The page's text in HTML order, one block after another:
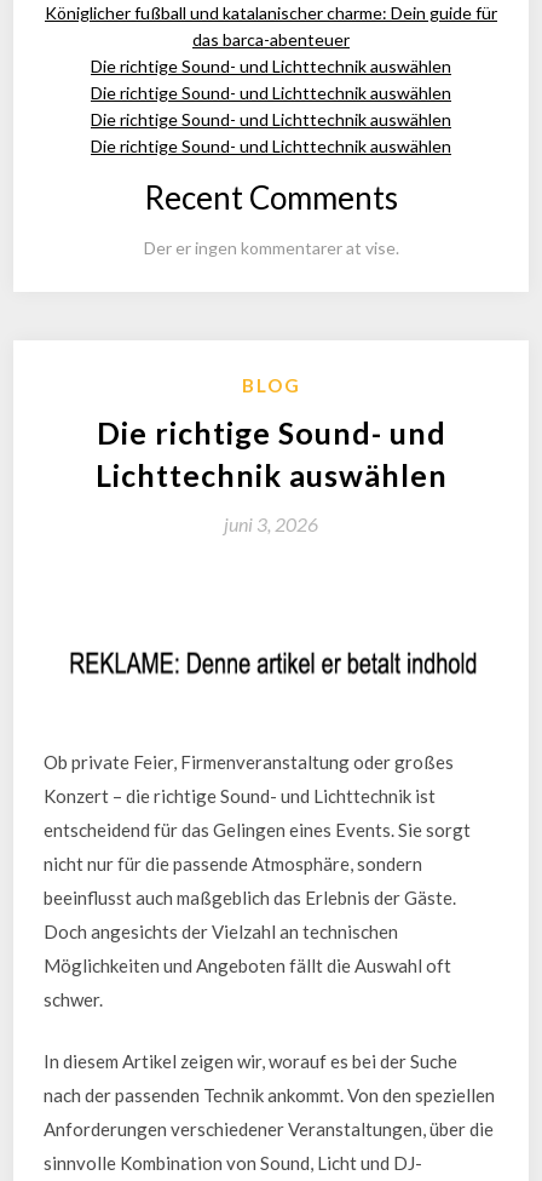
Königlicher fußball und katalanischer charme: Dein guide für
das barca-abenteuer
Die richtige Sound- und Lichttechnik auswählen
Die richtige Sound- und Lichttechnik auswählen
Die richtige Sound- und Lichttechnik auswählen
Die richtige Sound- und Lichttechnik auswählen
Recent Comments
Der er ingen kommentarer at vise.
BLOG
Die richtige Sound- und
Lichttechnik auswählen
juni 3, 2026
Ob private Feier, Firmenveranstaltung oder großes
Konzert – die richtige Sound- und Lichttechnik ist
entscheidend für das Gelingen eines Events. Sie sorgt
nicht nur für die passende Atmosphäre, sondern
beeinflusst auch maßgeblich das Erlebnis der Gäste.
Doch angesichts der Vielzahl an technischen
Möglichkeiten und Angeboten fällt die Auswahl oft
schwer.
In diesem Artikel zeigen wir, worauf es bei der Suche
nach der passenden Technik ankommt. Von den speziellen
Anforderungen verschiedener Veranstaltungen, über die
sinnvolle Kombination von Sound, Licht und DJ-